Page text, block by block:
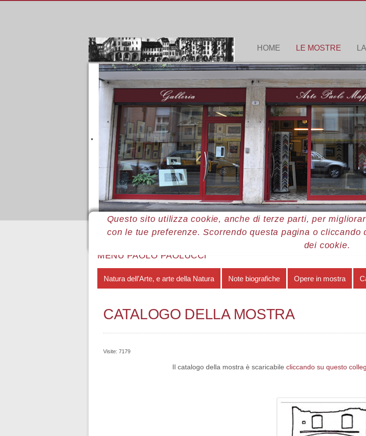
HOME LE MOSTRE
Questo sito utilizza cookie, anche di terze parti, per
con le tue preferenze. Scorrendo questa pagina o cliccando
dei cookie.
Sei qui: Home Le mostre Mostre 2006 Paolo Paolucci Catalogo della mostra
MENÙ PAOLO PAOLUCCI
Natura dell’Arte, e arte della Natura Note biografiche Opere in mostra
CATALOGO DELLA MOSTRA
Visite: 7179
Il catalogo della mostra è scaricabile cliccando su questo